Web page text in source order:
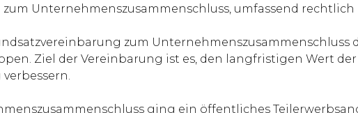
Unternehmenszusammenschluss, umfassend rechtlich
zum Unternehmenszusammenschluss
Ziel der Vereinbarung ist es, den langfristigen Wert der
ging ein öffentliches